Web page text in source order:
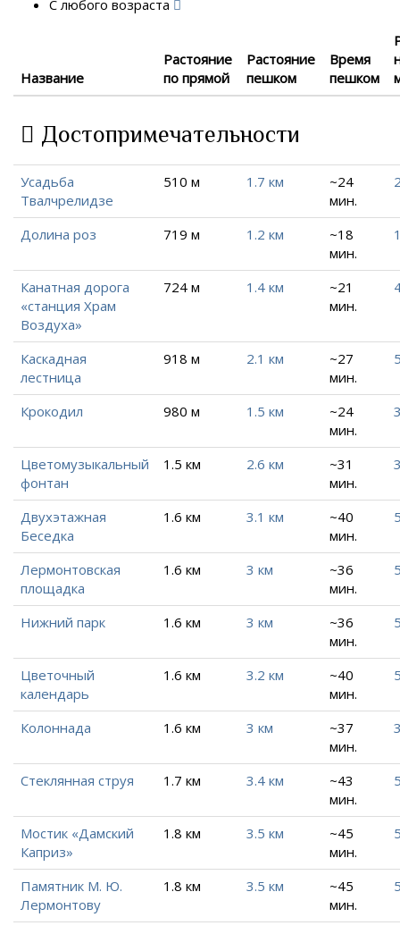
С любого возраста
Название
Растояние
по прямой
Растояние
пешком
Время
пешком
Достопримечательности
Усадьба
Твалчрелидзе
510 м 1.7 км
~24
мин.
Долина роз 719 м 1.2 км
~18
мин.
Канатная дорога
«станция Храм
Воздуха»
724 м 1.4 км
~21
мин.
Каскадная
лестница
918 м 2.1 км
~27
мин.
Крокодил 980 м 1.5 км
~24
мин.
Цветомузыкальный
фонтан
1.5 км 2.6 км
~31
мин.
Двухэтажная
Беседка
1.6 км 3.1 км
~40
мин.
Лермонтовская
площадка
1.6 км 3 км
~36
мин.
Нижний парк 1.6 км 3 км
~36
мин.
Цветочный
календарь
1.6 км 3.2 км
~40
мин.
Колоннада 1.6 км 3 км
~37
мин.
Стеклянная струя 1.7 км 3.4 км
~43
мин.
Мостик «Дамский
Каприз»
1.8 км 3.5 км
~45
мин.
Памятник М. Ю.
Лермонтову
1.8 км 3.5 км
~45
мин.